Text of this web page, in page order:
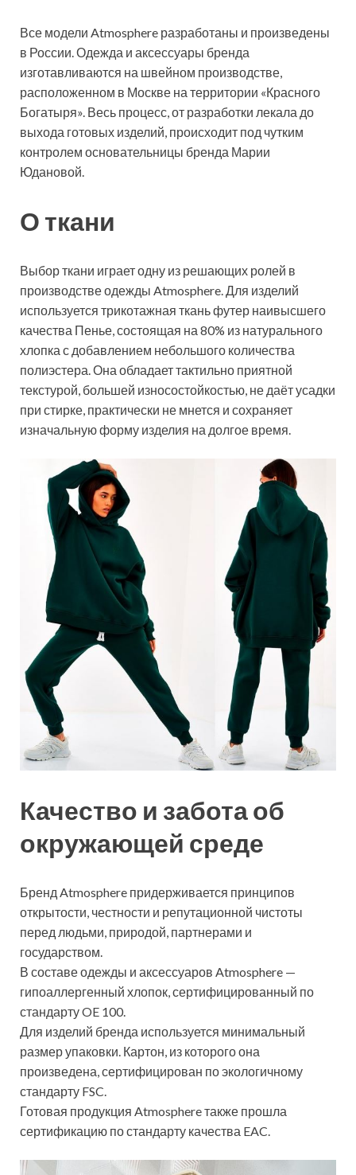
Все модели Atmosphere разработаны и произведены
в России. Одежда и аксессуары бренда
изготавливаются на швейном производстве,
расположенном в Москве на территории «Красного
Богатыря». Весь процесс, от разработки лекала до
выхода готовых изделий, происходит под чутким
контролем основательницы бренда Марии
Юдановой.
О ткани
Выбор ткани играет одну из решающих ролей в
производстве одежды Atmosphere. Для изделий
используется трикотажная ткань футер наивысшего
качества Пенье, состоящая на 80% из натурального
хлопка с добавлением небольшого количества
полиэстера. Она обладает тактильно приятной
текстурой, большей износостойкостью, не даёт усадки
при стирке, практически не мнется и сохраняет
изначальную форму изделия на долгое время.
Качество и забота об
окружающей среде
Бренд Atmosphere придерживается принципов
открытости, честности и репутационной чистоты
перед людьми, природой, партнерами и
государством.
В составе одежды и аксессуаров Atmosphere —
гипоаллергенный хлопок, сертифицированный по
стандарту OE 100.
Для изделий бренда используется минимальный
размер упаковки. Картон, из которого она
произведена, сертифицирован по экологичному
стандарту FSC.
Готовая продукция Atmosphere также прошла
сертификацию по стандарту качества EAC.